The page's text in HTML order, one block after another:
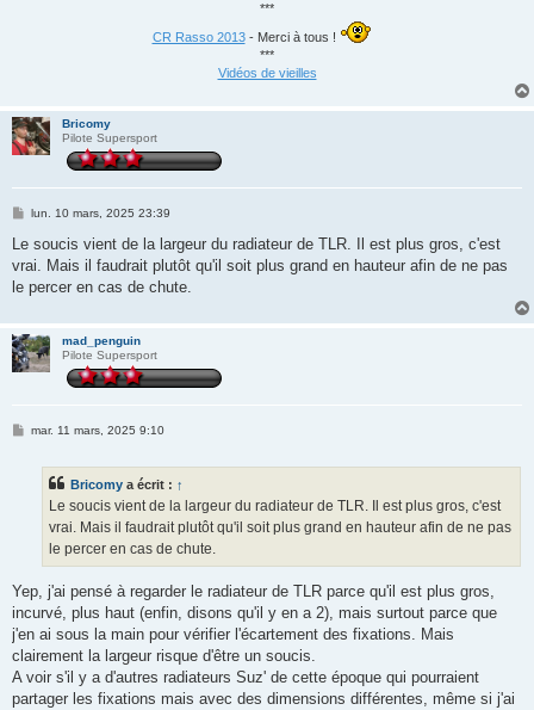
***
CR Rasso 2013- Merci à tous !
***
Vidéos de vieilles
Bricomy
Pilote Supersport
M
s
a
g
e
lun. 10 mars, 2025 23:39
Le soucis vient de la largeur du radiateur de TLR. Il est plus gros, c'est
vrai. Mais il faudrait plutôt qu'il soit plus grand en hauteur afin de ne pas
le percer en cas de chute.
mad_penguin
Pilote Supersport
Mmar. 11 mars, 2025 9:10
Bricomy a écrit : ↑
Le soucis vient de la largeur du radiateur de TLR. Il est plus gros, c'est
vrai. Mais il faudrait plutôt qu'il soit plus grand en hauteur afin de ne pas
le percer en cas de chute.
Yep, j'ai pensé à regarder le radiateur de TLR parce qu'il est plus gros,
incurvé, plus haut (enfin, disons qu'il y en a 2), mais surtout parce que
j'en ai sous la main pour vérifier l'écartement des fixations. Mais
clairement la largeur risque d'être un soucis.
A voir s'il y a d'autres radiateurs Suz' de cette époque qui pourraient
partager les fixations mais avec des dimensions différentes, même si j'ai